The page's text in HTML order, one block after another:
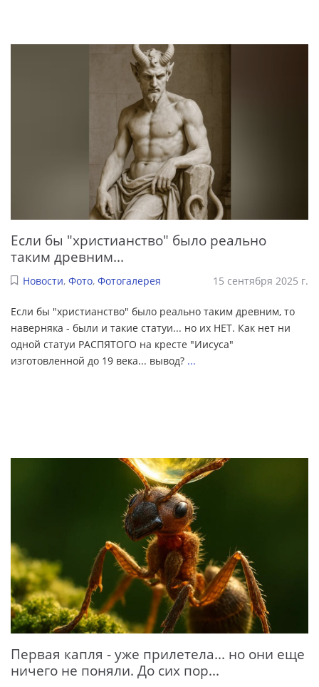
Если бы "христианство" было реально
таким древним...
Новости, Фото, Фотогалерея 15 сентября 2025 г.
Если бы "христианство" было реально таким древним, то
наверняка - были и такие статуи... но их НЕТ. Как нет ни
одной статуи РАСПЯТОГО на кресте "Иисуса"
изготовленной до 19 века... вывод? ...
Первая капля - уже прилетела... но они еще
ничего не поняли. До сих пор...